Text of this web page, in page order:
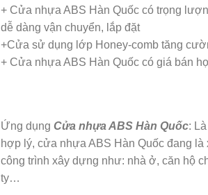
+ Cửa nhựa ABS Hàn Quốc có trọng
dễ dàng vận chuyển, lắp đặt
+Cửa sử dụng lớp Honey-comb tăng
+ Cửa nhựa ABS Hàn Quốc có giá bán
Ứng dụng Cửa nhựa ABS Hàn Quốc:
hợp lý, cửa nhựa ABS Hàn Quốc đang
công trình xây dựng như: nhà ở, căn hộ
ty…